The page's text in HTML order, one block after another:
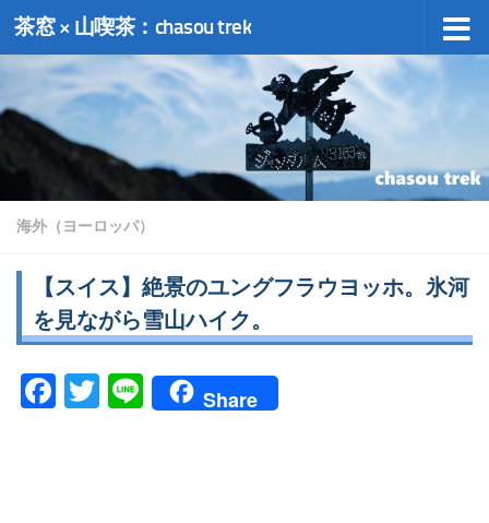
コンテンツへスキップ
茶窓 × 山喫茶：chasou trek
海外（ヨーロッパ）
【スイス】絶景のユングフラウヨッホ。氷河
を見ながら雪山ハイク。
Facebook
Twitter
Line Share